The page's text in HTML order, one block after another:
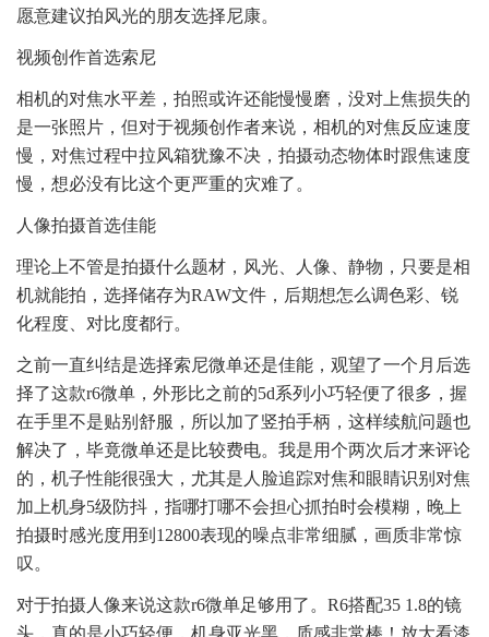
愿意建议拍风光的朋友选择尼康。
视频创作首选索尼
相机的对焦水平差，拍照或许还能慢慢磨，没对上焦损失的
是一张照片，但对于视频创作者来说，相机的对焦反应速度
慢，对焦过程中拉风箱犹豫不决，拍摄动态物体时跟焦速度
慢，想必没有比这个更严重的灾难了。
人像拍摄首选佳能
理论上不管是拍摄什么题材，风光、人像、静物，只要是相
机就能拍，选择储存为RAW文件，后期想怎么调色彩、锐
化程度、对比度都行。
之前一直纠结是选择索尼微单还是佳能，观望了一个月后选
择了这款r6微单，外形比之前的5d系列小巧轻便了很多，握
在手里不是贴别舒服，所以加了竖拍手柄，这样续航问题也
解决了，毕竟微单还是比较费电。我是用个两次后才来评论
的，机子性能很强大，尤其是人脸追踪对焦和眼睛识别对焦
加上机身5级防抖，指哪打哪不会担心抓拍时会模糊，晚上
拍摄时感光度用到12800表现的噪点非常细腻，画质非常惊
叹。
对于拍摄人像来说这款r6微单足够用了。R6搭配35 1.8的镜
头，真的是小巧轻便，机身亚光黑，质感非常棒！放大看漆